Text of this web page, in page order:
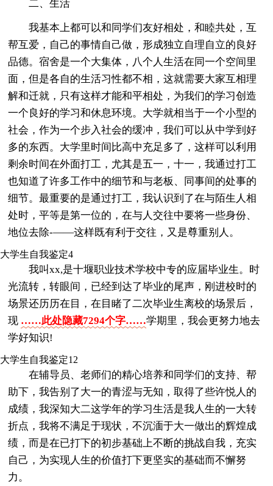
二、生活
我基本上都可以和同学们友好相处，和睦共处，互
帮互爱，自己的事情自己做，形成独立自理自立的良好
品德。宿舍是一个大集体，八个人生活在同一个空间里
面，但是各自的生活习性都不相，这就需要大家互相理
解和迁就，只有这样才能和平相处，为我们的学习创造
一个良好的学习和休息环境。大学就相当于一个小型的
社会，作为一个步入社会的缓冲，我们可以从中学到好
多的东西。大学里时间比高中充足多了，这样可以利用
剩余时间在外面打工，尤其是五一，十一，我通过打工
也知道了许多工作中的细节和与老板、同事间的处事的
细节。最重要的是通过打工，我认识到了在与陌生人相
处时，平等是第一位的，在与人交往中要将一些身份、
地位去除-——这样既有利于交往，又是尊重别人。
大学生自我鉴定4
我叫xx,是十堰职业技术学校中专的应届毕业生。时
光流转，转眼间，已经到达了毕业的尾声，刚进校时的
场景还历历在目，在目睹了二次毕业生离校的场景后，
现 ……此处隐藏7294个字……学期里，我会更努力地去
学好知识!
大学生自我鉴定12
在辅导员、老师们的精心培养和同学们的支持、帮
助下，我告别了大一的青涩与无知，取得了些许悦人的
成绩，我深知大二这学年的学习生活是我人生的一大转
折点，我将不满足于现状，不沉湎于大一做出的辉煌成
绩，而是在已打下的初步基础上不断的挑战自我，充实
自己，为实现人生的价值打下更坚实的基础而不懈努
力。